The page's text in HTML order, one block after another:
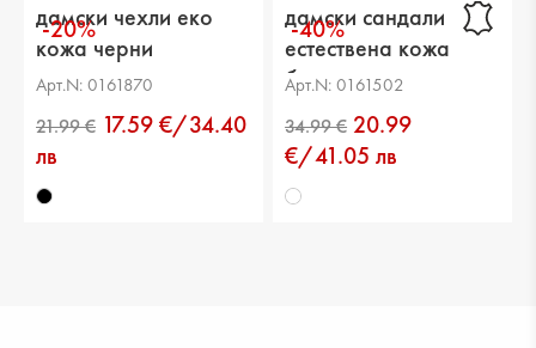
39.99 €
-20%
дамски чехли еко
кожа черни
Арт.N: 0161870
17.59 €/34.40
лв
-40%
дамски сандали
естествена кожа
бели
Арт.N: 0161502
20.99
€/41.05 лв